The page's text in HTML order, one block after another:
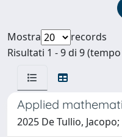
Mostra
records
Risultati 1 - 9 di 9
Applied
2025 De Tullio,